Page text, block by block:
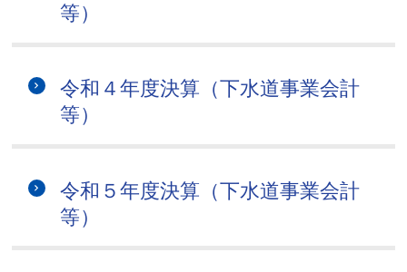
等）
令和４年度決算（下水道事業会計
等）
令和５年度決算（下水道事業会計
等）